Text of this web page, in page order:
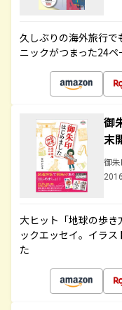
久しぶりの海外旅行で
ニックがつまった24
御
末
御
大ヒット「地球の歩き
ックエッセイ。イラ
た